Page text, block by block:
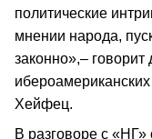
политические
мнении народа,
законно»,– говорит
Хейфец.
В разговоре с «НГ»